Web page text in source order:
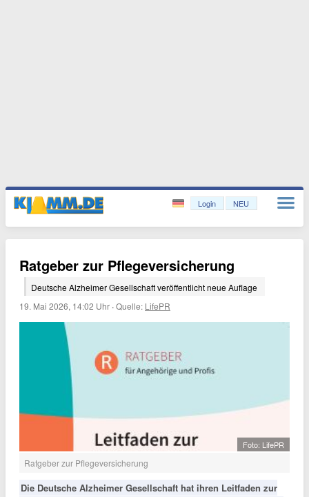
Login NEU
Ratgeber zur Pflegeversicherung
Deutsche Alzheimer Gesellschaft veröffentlicht neue Auflage
19. Mai 2026, 14:02 Uhr ·Quelle: LifePR
Foto: LifePR
Ratgeber zur Pflegeversicherung
Die Deutsche Alzheimer Gesellschaft hat ihren Leitfaden zur